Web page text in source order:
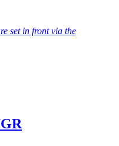
set in front via the